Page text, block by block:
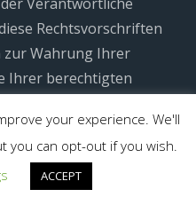
Rechtsvorschriften
zur Wahrung Ihrer
Ihrer berechtigten
Einwilligung erfolgt.
nicht auf
Daten
your experience. We'll
you can opt-out if you wish.
ACCEPT